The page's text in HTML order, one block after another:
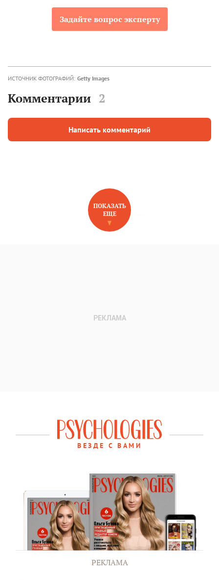
Задайте вопрос эксперту
ИСТОЧНИК ФОТОГРАФИЙ: Getty Images
Комментарии 2
Написать комментарий
НОВОЕ НА САЙТЕ
ПОКАЗАТЬ
ЕЩЕ
ВЕЗДЕ С ВАМИ
РЕКЛАМА